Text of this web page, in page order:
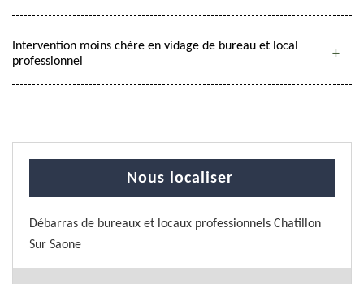
Intervention moins chère en vidage de bureau et local
professionnel
Nous localiser
Débarras de bureaux et locaux professionnels Chatillon
Sur Saone